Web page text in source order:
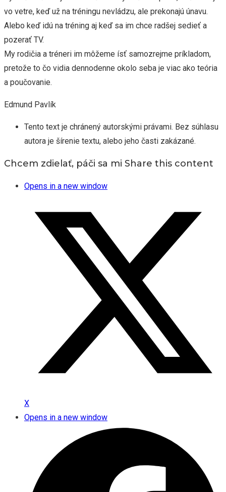
vo vetre, keď už na tréningu nevládzu, ale prekonajú únavu.
Alebo keď idú na tréning aj keď sa im chce radšej sedieť a
pozerať TV.
My rodičia a tréneri im môžeme ísť samozrejme príkladom,
pretože to čo vidia dennodenne okolo seba je viac ako teória
a poučovanie.
Edmund Pavlík
Tento text je chránený autorskými právami. Bez súhlasu
autora je šírenie textu, alebo jeho časti zakázané.
Chcem zdielať, páči sa mi Share this content
Opens in a new window
X
Opens in a new window